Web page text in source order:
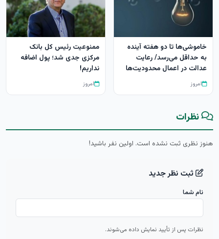
خاموشی‌ها تا دو هفته آینده
به حداقل می‌رسد/ رعایت
عدالت در اعمال محدودیت‌ها
امروز
ممنوعیت رئیس کل بانک
مرکزی جدی شد؛ پول اضافه
نداریم!
امروز
نظرات
هنوز نظری ثبت نشده است. اولین نفر باشید!
ثبت نظر جدید
نام شما
نظرات پس از تأیید نمایش داده می‌شوند.